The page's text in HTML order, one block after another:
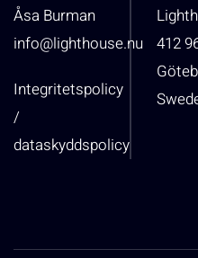
Åsa Burman
info@lighthouse.nu
Integritetspolicy
/
dataskyddspolicy
412